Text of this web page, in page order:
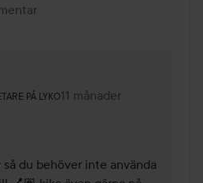
PÅ LYKO
roll: Medarbetare på Lyko.
11 månader
Kommentaren lades 11
så du behöver inte använda